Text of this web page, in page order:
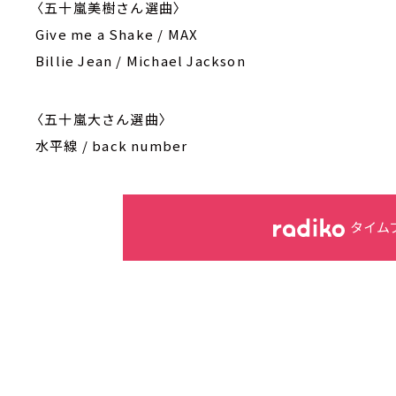
〈五十嵐美樹さん選曲〉
Give me a Shake / MAX
Billie Jean / Michael Jackson
〈五十嵐大さん選曲〉
水平線 / back number
タイム